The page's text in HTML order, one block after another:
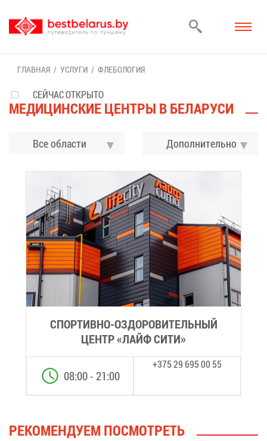
ГЛАВ­НАЯ УСЛУ­ГИ ФЛЕ­БО­ЛО­ГИЯ
МЕ­ДИ­ЦИН­СКИЕ ЦЕН­ТРЫ В БЕ­ЛА­РУ­СИ
Все области До­пол­ни­тель­но
СЕЙЧАС ОТКРЫТО
СПОР­ТИВ­НО-ОЗДО­РО­ВИ­ТЕЛЬ­НЫЙ
ЦЕНТР «ЛАЙФ СИ­ТИ»
+375 29 695 00 55
08:00 - 21:00
РЕ­КО­МЕН­ДУ­ЕМ ПО­СМОТ­РЕТЬ